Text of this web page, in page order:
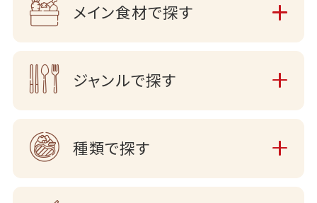
メイン食材で探す
ジャンルで探す
種類で探す